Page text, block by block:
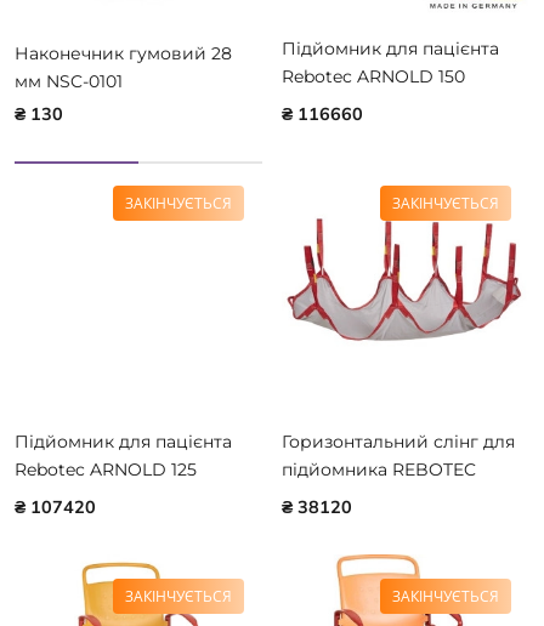
Наконечник гумовий 28
мм NSC-0101
₴ 130
Підйомник для пацієнта
Rebotec ARNOLD 150
320.00.10
₴ 116660
ЗАКІНЧУЄТЬСЯ
Підйомник для пацієнта
Rebotec ARNOLD 125
310.00.10
₴ 107420
ЗАКІНЧУЄТЬСЯ
Горизонтальний слінг для
підйомника REBOTEC
ARNOLD 321.60.30
₴ 38120
ЗАКІНЧУЄТЬСЯ ЗАКІНЧУЄТЬСЯ